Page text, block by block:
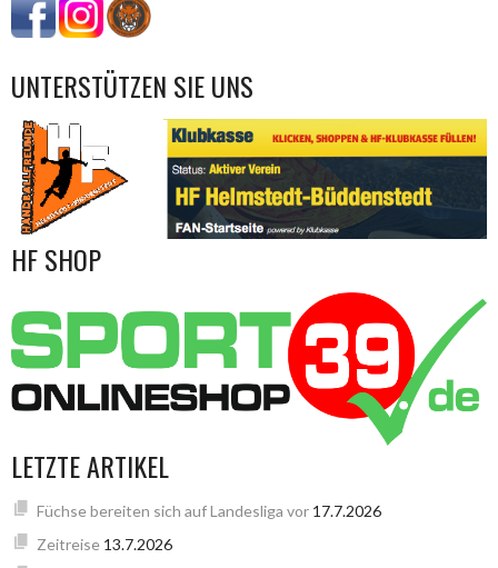
UNTERSTÜTZEN SIE UNS
HF SHOP
LETZTE ARTIKEL
Füchse bereiten sich auf Landesliga vor 17.7.2026
Zeitreise 13.7.2026